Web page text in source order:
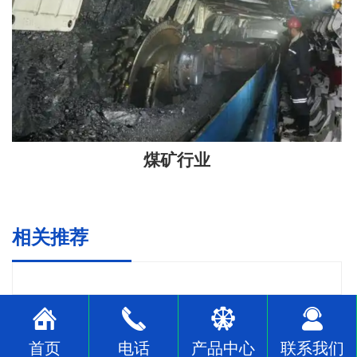
煤矿行业
相关推荐
首页 电话 产品中心 联系我们